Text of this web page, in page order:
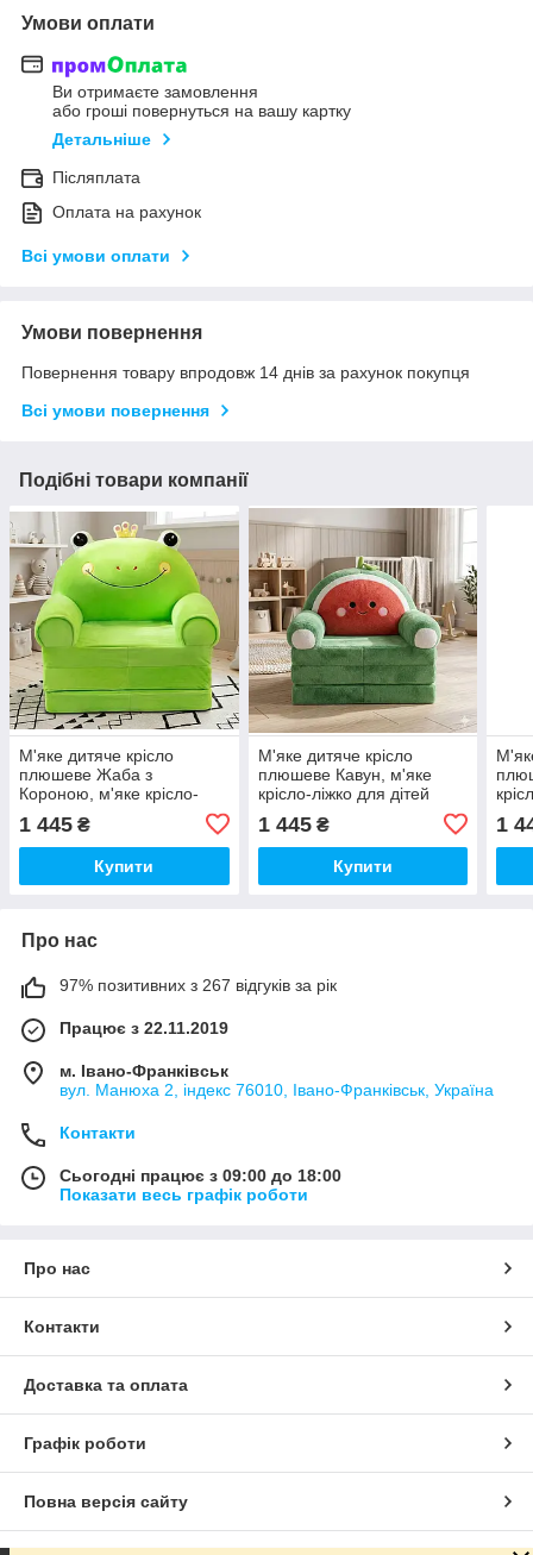
Умови оплати
Ви отримаєте замовлення
або гроші повернуться на вашу картку
Детальніше
Післяплата
Оплата на рахунок
Всі умови оплати
Умови повернення
Повернення товару впродовж 14 днів за рахунок покупця
Всі умови повернення
Подібні товари компанії
М'яке дитяче крісло
плюшеве Жаба з
Короною, м'яке крісло-
1 445 ₴
Купити
М'яке дитяче крісло
плюшеве Кавун, м'яке
крісло-ліжко для дітей
1 445₴
Купити
1
Про нас
97% позитивних з 267 відгуків за рік
Працює з 22.11.2019
м. Івано-Франківськ
вул. Манюха 2, індекс 76010, Івано-Франківськ, Україна
Контакти
Сьогодні працює з 09:00 до 18:00
Показати весь графік роботи
Про нас
Контакти
Доставка та оплата
Графік роботи
Повна версія сайту